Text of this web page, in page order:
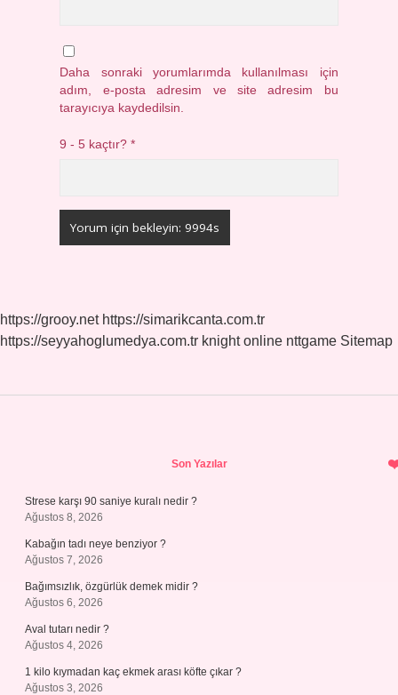
Daha sonraki yorumlarımda kullanılması için
adım, e-posta adresim ve site adresim bu
tarayıcıya kaydedilsin.
9 - 5 kaçtır?*
https://grooy.net https://simarikcanta.com.tr
https://seyyahoglumedya.com.tr knight online nttgame Sitemap
Son Yazılar
Strese karşı 90 saniye kuralı nedir ?
Ağustos 8, 2026
Kabağın tadı neye benziyor ?
Ağustos 7, 2026
Bağımsızlık, özgürlük demek midir ?
Ağustos 6, 2026
Aval tutarı nedir ?
Ağustos 4, 2026
1 kilo kıymadan kaç ekmek arası köfte çıkar ?
Ağustos 3, 2026